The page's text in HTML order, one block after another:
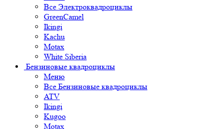
Все Электроквадроциклы
GreenCamel
Ikingi
Kachu
Motax
White Siberia
Бензиновые квадроциклы
Меню
Все Бензиновые квадроциклы
ATV
Ikingi
Kugoo
Motax